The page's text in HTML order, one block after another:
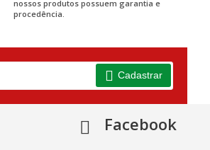
nossos produtos possuem garantia e
procedência.
Cadastrar
Facebook